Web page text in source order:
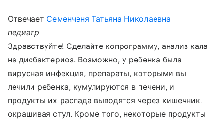
Отвечает Семенченя Татьяна Николаевна
педиатр
Здравствуйте! Сделайте копрограмму, анализ кала
на дисбактериоз. Возможно, у ребенка была
вирусная инфекция, препараты, которыми вы
лечили ребенка, кумулируются в печени, и
продукты их распада выводятся через кишечник,
окрашивая стул. Кроме того, некоторые продукты